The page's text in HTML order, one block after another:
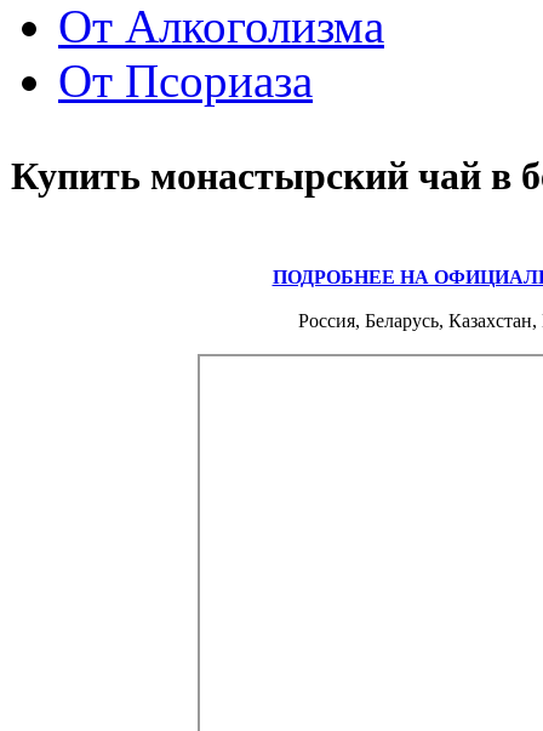
От Алкоголизма
От Псориаза
Купить монастырский чай в
ПОДРОБНЕЕ НА
Россия, Беларусь,